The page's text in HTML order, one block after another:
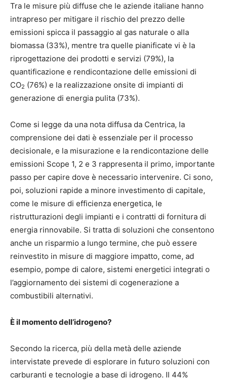
Tra le misure più diffuse che le aziende italiane hanno
intrapreso per mitigare il rischio del prezzo delle
emissioni spicca il passaggio al gas naturale o alla
biomassa (33%), mentre tra quelle pianificate vi è la
riprogettazione dei prodotti e servizi (79%), la
quantificazione e rendicontazione delle emissioni di
CO2 (76%) e la realizzazione onsite di impianti di
generazione di energia pulita (73%).
Come si legge da una nota diffusa da Centrica, la
comprensione dei dati è essenziale per il processo
decisionale, e la misurazione e la rendicontazione delle
emissioni Scope 1, 2 e 3 rappresenta il primo, importante
passo per capire dove è necessario intervenire. Ci sono,
poi, soluzioni rapide a minore investimento di capitale,
come le misure di efficienza energetica, le
ristrutturazioni degli impianti e i contratti di fornitura di
energia rinnovabile. Si tratta di soluzioni che consentono
anche un risparmio a lungo termine, che può essere
reinvestito in misure di maggiore impatto, come, ad
esempio, pompe di calore, sistemi energetici integrati o
l’aggiornamento dei sistemi di cogenerazione a
combustibili alternativi.
È il momento dell’idrogeno?
Secondo la ricerca, più della metà delle aziende
intervistate prevede di esplorare in futuro soluzioni con
carburanti e tecnologie a base di idrogeno. Il 44%